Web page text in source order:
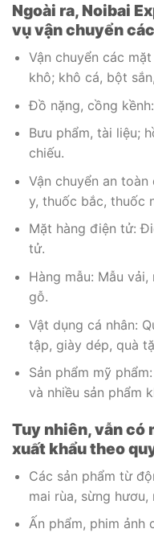
Ngoài ra, Noibai
vụ vận chuyển
Vận chuyển các
khô; khô cá, bột
Đồ nặng, cồng
Bưu phẩm, tài liệu;
chiếu.
Vận chuyển an
y, thuốc bắc, thuốc
Mặt hàng điện tử:
tử.
Hàng mẫu: Mẫu
gỗ.
Vật dụng cá nhân:
tập, giày dép, quà
Sản phẩm mỹ
và nhiều sản phẩm
Tuy nhiên, vẫn có
xuất khẩu theo
Các sản phẩm từ
mai rùa, sừng
Ấn phẩm, phim ảnh